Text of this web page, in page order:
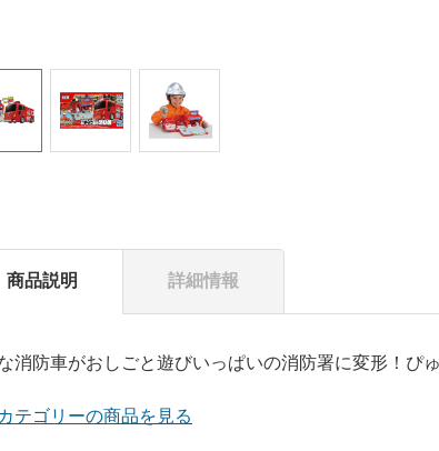
商品説明 詳細情報
消防車がおしごと遊びいっぱいの消防署に変形！ぴ
テゴリーの商品を見る